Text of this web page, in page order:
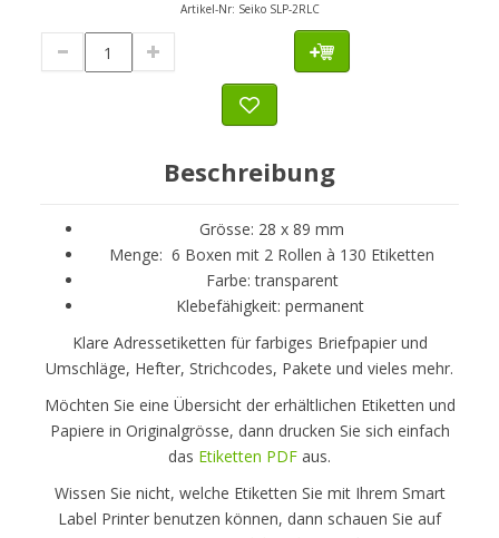
Artikel-Nr: Seiko SLP-2RLC
Beschreibung
Grösse: 28 x 89 mm
Menge: 6 Boxen mit 2 Rollen à 130 Etiketten
Farbe: transparent
Klebefähigkeit: permanent
Klare Adressetiketten für farbiges Briefpapier und
Umschläge, Hefter, Strichcodes, Pakete und vieles mehr.
Möchten Sie eine Übersicht der erhältlichen Etiketten und
Papiere in Originalgrösse, dann drucken Sie sich einfach
das Etiketten PDF aus.
Wissen Sie nicht, welche Etiketten Sie mit Ihrem Smart
Label Printer benutzen können, dann schauen Sie auf